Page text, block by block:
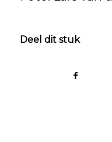
Deel dit stuk